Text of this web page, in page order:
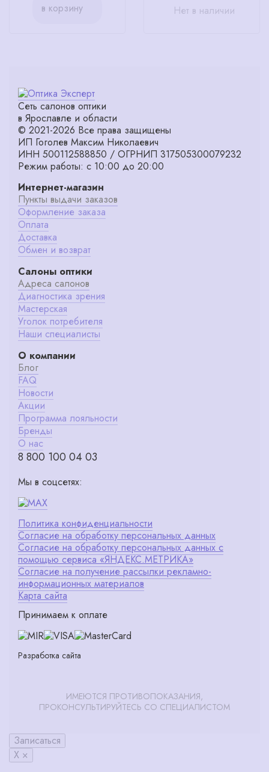
в корзину
Нет в наличии
Сеть салонов оптики
в Ярославле и области
© 2021-2026 Все права защищены
ИП Гоголев Максим Николаевич
ИНН 500112588850 / ОГРНИП 317505300079232
Режим работы: с 10:00 до 20:00
Интернет-магазин
Пункты выдачи заказов
Оформление заказа
Оплата
Доставка
Обмен и возврат
Салоны оптики
Адреса салонов
Диагностика зрения
Мастерская
Уголок потребителя
Наши специалисты
О компании
Блог
FAQ
Новости
Акции
Программа лояльности
Бренды
О нас
8 800 100 04 03
Мы в соцсетях:
Политика конфиденциальности
Согласие на обработку персональных данных
Согласие на обработку персональных данных с
помощью сервиса «ЯНДЕКС.МЕТРИКА»
Согласие на получение рассылки рекламно-
информационных материалов
Карта сайта
Принимаем к оплате
Разработка сайта
ИМЕЮТСЯ ПРОТИВОПОКАЗАНИЯ,
ПРОКОНСУЛЬТИРУЙТЕСЬ СО СПЕЦИАЛИСТОМ
Записаться
X ×